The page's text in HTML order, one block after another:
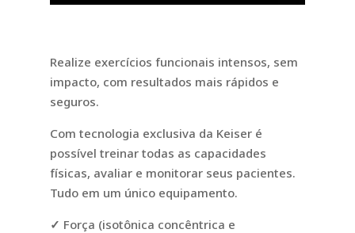
Realize exercícios funcionais intensos, sem
impacto, com resultados mais rápidos e
seguros.
Com tecnologia exclusiva da Keiser é
possível treinar todas as capacidades
físicas, avaliar e monitorar seus pacientes.
Tudo em um único equipamento.
✓ Força (isotônica concêntrica e